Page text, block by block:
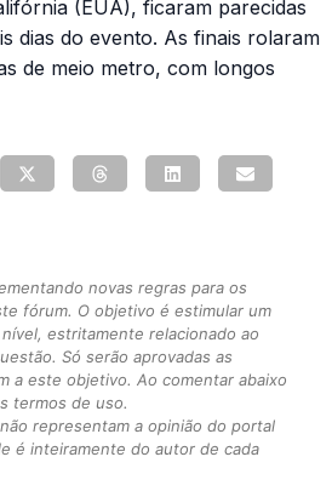
(EUA), ficaram parecidas
dias do evento. As finais rolaram
de meio metro, com longos
novas regras para os
fórum. O objetivo é estimular um
estritamente relacionado ao
Só serão aprovadas as
a este objetivo. Ao comentar abaixo
termos de uso.
representam a opinião do portal
é inteiramente do autor de cada